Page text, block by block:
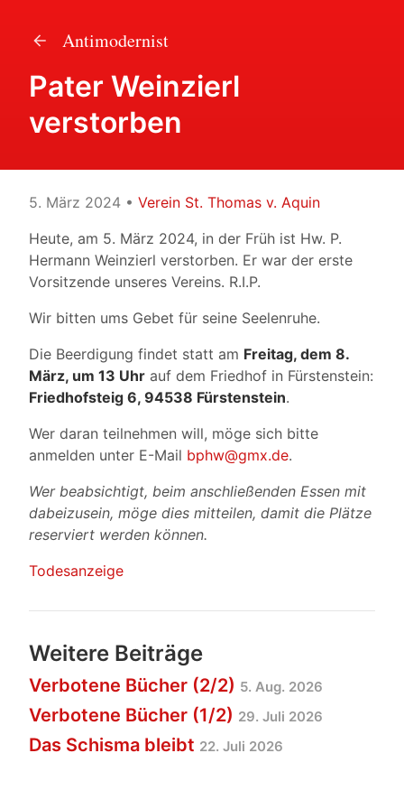
Antimodernist
Pater Weinzierl
verstorben
5. März 2024 • Verein St. Thomas v. Aquin
Heute, am 5. März 2024, in der Früh ist Hw. P.
Hermann Weinzierl verstorben. Er war der erste
Vorsitzende unseres Vereins. R.I.P.
Wir bitten ums Gebet für seine Seelenruhe.
Die Beerdigung findet statt am Freitag, dem 8.
März, um 13 Uhr auf dem Friedhof in Fürstenstein:
Friedhofsteig 6, 94538 Fürstenstein.
Wer daran teilnehmen will, möge sich bitte
anmelden unter E-Mail bphw@gmx.de.
Wer beabsichtigt, beim anschließenden Essen mit
dabeizusein, möge dies mitteilen, damit die Plätze
reserviert werden können.
Todesanzeige
Weitere Beiträge
Verbotene Bücher (2/2) 5. Aug. 2026
Verbotene Bücher (1/2) 29. Juli 2026
Das Schisma bleibt 22. Juli 2026